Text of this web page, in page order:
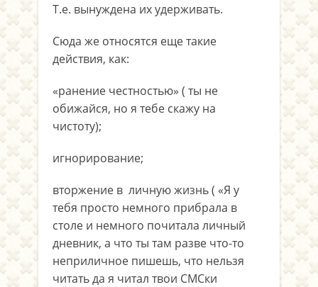
Т.е. вынуждена их удерживать.
Сюда же относятся еще такие
действия, как:
«ранение честностью» ( ты не
обижайся, но я тебе скажу на
чистоту);
игнорирование;
вторжение в личную жизнь ( «Я у
тебя просто немного прибрала в
столе и немного почитала личный
дневник, а что ты там разве что-то
неприличное пишешь, что нельзя
читать да я читал твои СМСки